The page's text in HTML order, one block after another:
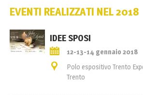
EVENTI REALIZZATI NEL 2018
IDEE SPOSI
12-13-14 gennaio 2018
Polo espositivo Trento
Trento